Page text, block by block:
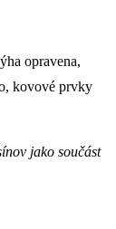
opravena,
kovové prvky
jako součást